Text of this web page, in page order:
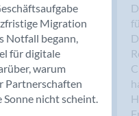
Migration
Notfall begann,
für digitale
warum
Partnerschaften
Sonne nicht scheint.